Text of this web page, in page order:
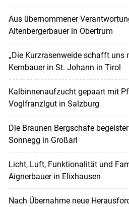
Aus übernommener
Altenbergerbauer in Obertrum
„Die Kurzrasenweide schafft uns
Kernbauer in St. Johann in Tirol
Kalbinnenaufzucht gepaart mit
Voglfranzlgut in Salzburg
Die Braunen Bergschafe
Sonnegg in Großarl
Licht, Luft, Funktionalität und
Aignerbauer in Elixhausen
Nach Übernahme neue